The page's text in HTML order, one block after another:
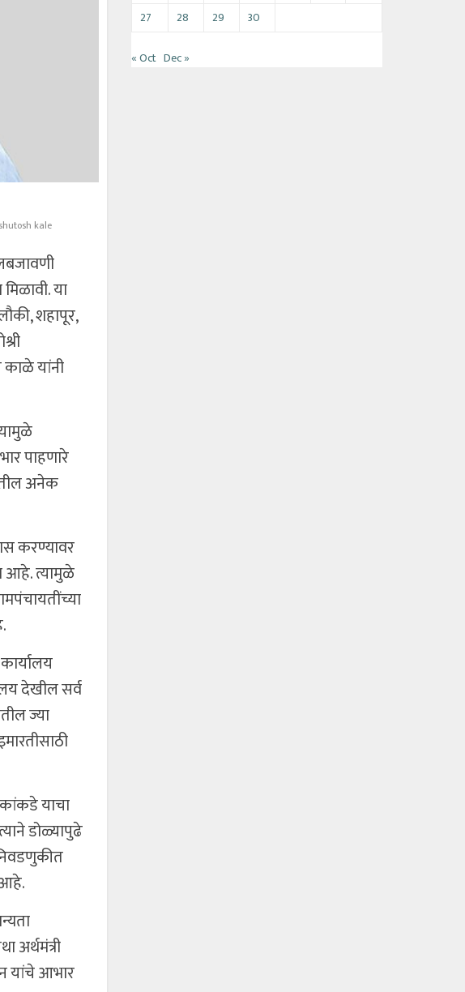
kale
या
शहापूर,
यांनी
पाहणारे
अनेक
करण्यावर
आहे. त्यामुळे
देखील सर्व
ज्या
याचा
डोळ्यापुढे
आहे.
अर्थमंत्री
यांचे आभार
27
28 29 30
« Oct Dec »